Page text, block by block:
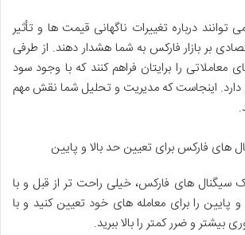
درباره تغییرات ناگهانی قیمت ها و تأثیر
بر بازار فارکس به شما هشدار دهند. از طرفی
معاملاتی را برایتان فراهم کنند که با وجود سود
دارد. اینجاست که مدیریت و تحلیل شما نقش مهم
های فارکس برای تعیین حد بالا و پایین
سیگنال های فارکس، خیلی راحت تر از قبل و با
پایین را برای معامله های خود تعیین کنید و با
بیشتر و ضرر کمتر را بالا ببرید.